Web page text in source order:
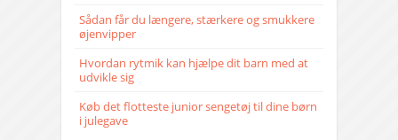
Sådan får du længere, stærkere og smukkere
øjenvipper
Hvordan rytmik kan hjælpe dit barn med at
udvikle sig
Køb det flotteste junior sengetøj til dine børn
i julegave